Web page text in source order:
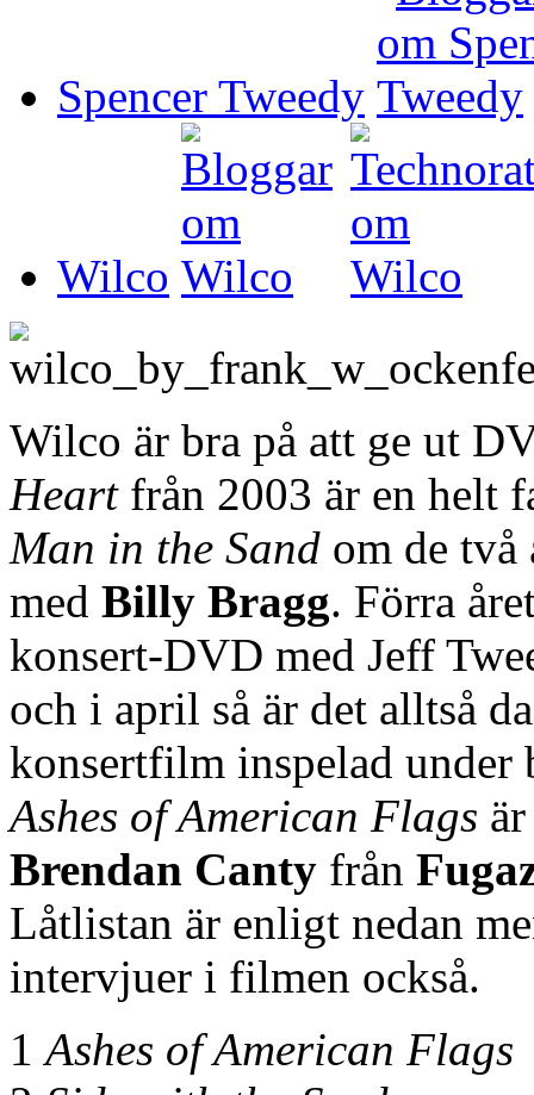
Spencer Tweedy
Wilco
Wilco är bra på att ge ut
Heartfrån 2003 är en helt
Man in the Sand om de två
med Billy Bragg. Förra
konsert-DVD med Jeff
och i april så är det alltså
konsertfilm inspelad under
Ashes of American Flags
Brendan Canty från
Låtlistan är enligt nedan
intervjuer i filmen också.
1Ashes of American Flags